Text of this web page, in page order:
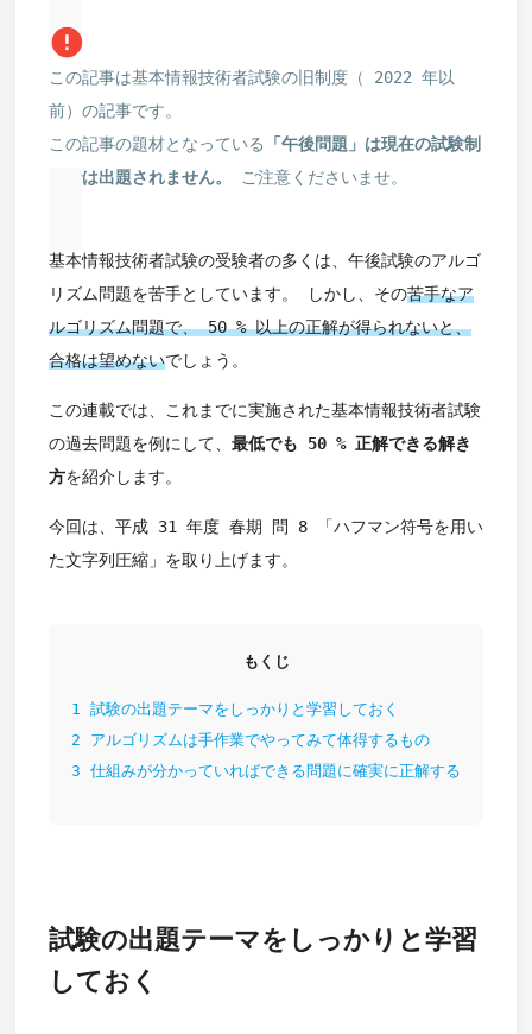
error
この記事は基本情報技術者試験の旧制度（ 2022 年以
前）の記事です。
この記事の題材となっている
「午後問題」は現在の試験制
度では出題されません。
ご注意くださいませ。
基本情報技術者試験の受験者の多くは、午後試験のアルゴ
リズム問題を苦手としています。 しかし、その苦手なア
ルゴリズム問題で、 50 % 以上の正解が得られないと、
合格は望めないでしょう。
この連載では、これまでに実施された基本情報技術者試験
の過去問題を例にして、 最低でも 50 % 正解できる解き
方を紹介します。
今回は、平成 31 年度 春期 問 8 「ハフマン符号を用い
た文字列圧縮」を取り上げます。
もくじ
1
試験の出題テーマをしっかりと学習しておく
2 アルゴリズムは手作業でやってみて体得するもの
3 仕組みが分かっていればできる問題に確実に正解する
試験の出題テーマをしっかりと学習
しておく